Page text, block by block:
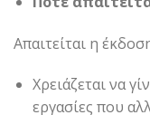
Απαιτείται η
Χρειάζεται να
εργασίες που